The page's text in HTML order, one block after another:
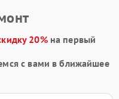
20%на первый
с вами в ближайшее